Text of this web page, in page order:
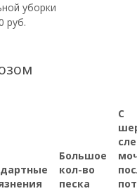
уборки
руб.
Большое
кол-во
песка
С